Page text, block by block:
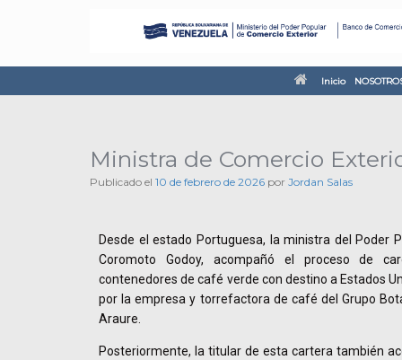
Inicio
Ministra de Comercio
Publicado el 10 de febrero de 2026 por Jordan Salas
Desde el estado Portuguesa, la ministra del Poder
Coromoto Godoy, acompañó el proceso de
contenedores de café verde con destino a Estados
por la empresa y torrefactora de café del Grupo
Araure.
Posteriormente, la titular de esta cartera también